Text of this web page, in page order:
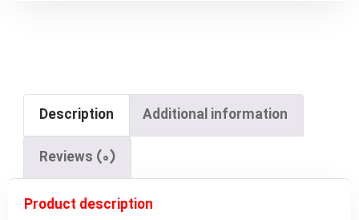
Description
Additional information
Reviews (0)
Product description